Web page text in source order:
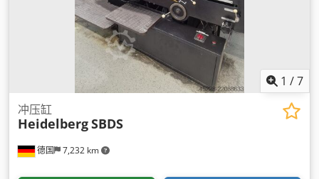
1 /7
德国 7,232 km
冲压缸
HeidelbergSBDS